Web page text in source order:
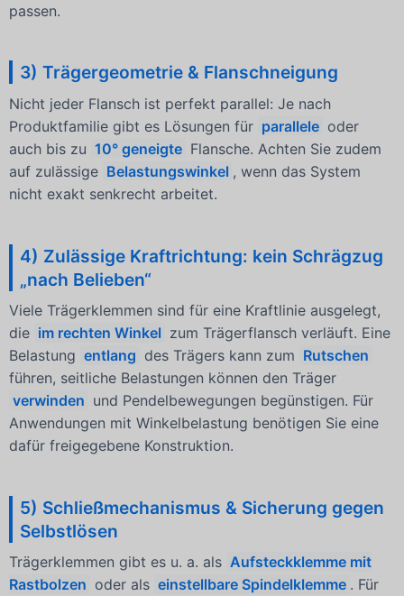
passen.
3) Trägergeometrie & Flanschneigung
Nicht jeder Flansch ist perfekt parallel: Je nach
Produktfamilie gibt es Lösungen für parallele oder
auch bis zu 10° geneigte Flansche. Achten Sie zudem
auf zulässige Belastungswinkel , wenn das System
nicht exakt senkrecht arbeitet.
4) Zulässige Kraftrichtung: kein Schrägzug
„nach Belieben“
Viele Trägerklemmen sind für eine Kraftlinie ausgelegt,
die im rechten Winkel zum Trägerflansch verläuft. Eine
Belastung entlang des Trägers kann zum Rutschen
führen, seitliche Belastungen können den Träger
verwinden und Pendelbewegungen begünstigen. Für
Anwendungen mit Winkelbelastung benötigen Sie eine
dafür freigegebene Konstruktion.
5) Schließmechanismus & Sicherung gegen
Selbstlösen
Trägerklemmen gibt es u. a. als Aufsteckklemme mit
Rastbolzen oder als einstellbare Spindelklemme . Für